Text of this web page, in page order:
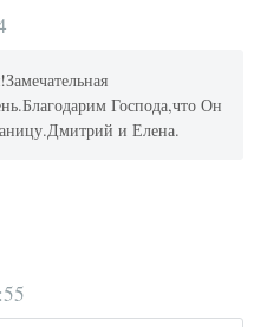
Господа,что Он
и Елена.